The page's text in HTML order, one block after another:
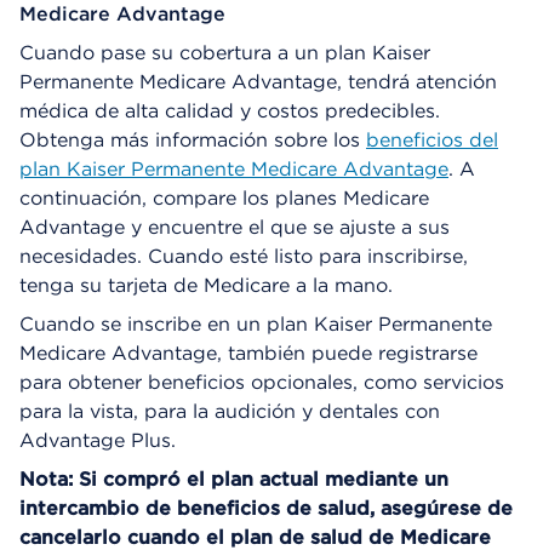
Medicare Advantage
Cuando pase su cobertura a un plan Kaiser
Permanente Medicare Advantage, tendrá atención
médica de alta calidad y costos predecibles.
Obtenga más información sobre los beneficios del
plan Kaiser Permanente Medicare Advantage. A
continuación, compare los planes Medicare
Advantage y encuentre el que se ajuste a sus
necesidades. Cuando esté listo para inscribirse,
tenga su tarjeta de Medicare a la mano.
Cuando se inscribe en un plan Kaiser Permanente
Medicare Advantage, también puede registrarse
para obtener beneficios opcionales, como servicios
para la vista, para la audición y dentales con
Advantage Plus.
Nota: Si compró el plan actual mediante un
intercambio de beneficios de salud, asegúrese de
cancelarlo cuando el plan de salud de Medicare